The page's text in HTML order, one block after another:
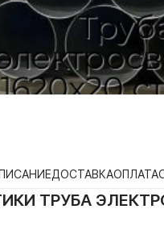
ДОСТАВКАОПЛАТА
ТРУБА